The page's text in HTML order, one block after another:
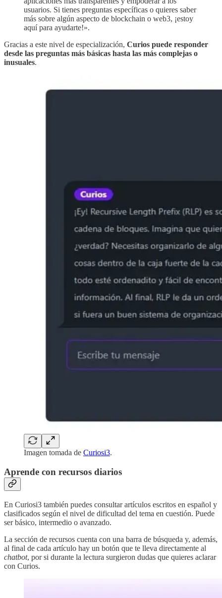
usuarios. Si tienes preguntas específicas o quieres saber
más sobre algún aspecto de blockchain o web3, ¡estoy
aquí para ayudarte!».
Gracias a este nivel de especialización, Curios puede responder
desde las preguntas más básicas hasta las más complejas o
inusuales.
Imagen tomada de Curiosi3.
Aprende con recursos diarios
En Curiosi3 también puedes consultar artículos escritos en español y
clasificados según el nivel de dificultad del tema en cuestión. Puede
ser básico, intermedio o avanzado.
La sección de recursos cuenta con una barra de búsqueda y, además,
al final de cada artículo hay un botón que te lleva directamente al
chatbot, por si durante la lectura surgieron dudas que quieres aclarar
con Curios.